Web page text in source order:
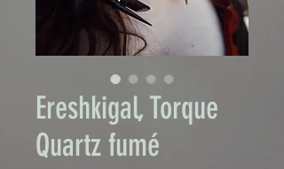
Ereshkigal, Torque
Quartz fumé